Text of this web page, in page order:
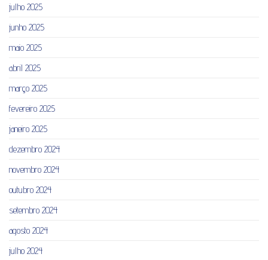
julho 2025
junho 2025
maio 2025
abril 2025
março 2025
fevereiro 2025
janeiro 2025
dezembro 2024
novembro 2024
outubro 2024
setembro 2024
agosto 2024
julho 2024